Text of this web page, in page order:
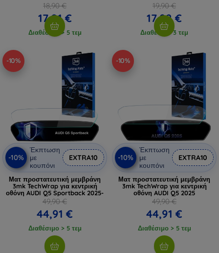
18,90 €
17,01 €
Διαθέσιμο > 5 τεμ
19,90 €
17,92 €
Διαθέσιμο 3 τεμ
-10%
-10%
Έκπτωση
με
κουπόνι
EXTRA10
Ματ προστατευτική μεμβράνη
3mk TechWrap για κεντρική
οθόνη AUDI Q5 Sportback 2025-
49,90 €
44,91 €
Διαθέσιμο > 5 τεμ
-10%
-10%
Έκπτωση
με
κουπόνι
EXTRA10
Ματ προστατευτική μεμβράνη
3mk TechWrap για κεντρική
οθόνη AUDI Q5 2025
49,90 €
44,91 €
Διαθέσιμο > 5 τεμ